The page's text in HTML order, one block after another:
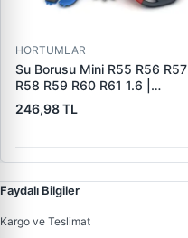
HORTUMLAR
Su Borusu Mini R55 R56 R57
R58 R59 R60 R61 1.6 |
WINTECH 0400408 | OEM
11537589713 11537541845
246,98 TL
Faydalı Bilgiler
Kargo ve Teslimat